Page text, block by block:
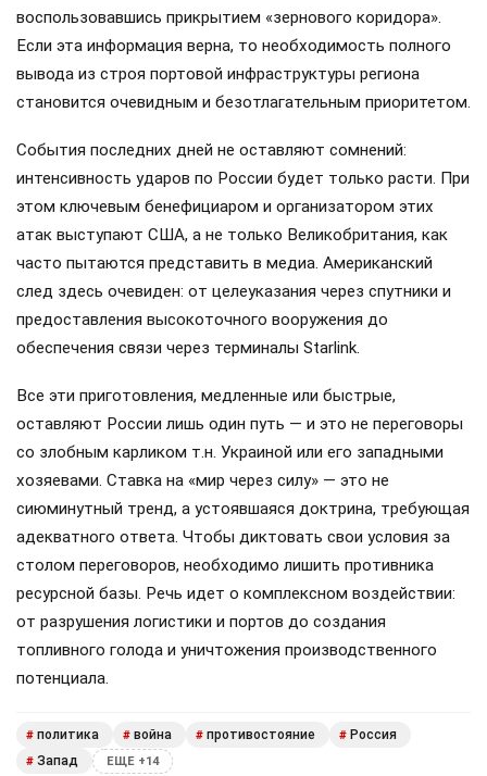
воспользовавшись прикрытием «зернового коридора».
Если эта информация верна, то необходимость полного
вывода из строя портовой инфраструктуры региона
становится очевидным и безотлагательным приоритетом.
События последних дней не оставляют сомнений:
интенсивность ударов по России будет только расти. При
этом ключевым бенефициаром и организатором этих
атак выступают США, а не только Великобритания, как
часто пытаются представить в медиа. Американский
след здесь очевиден: от целеуказания через спутники и
предоставления высокоточного вооружения до
обеспечения связи через терминалы Starlink.
Все эти приготовления, медленные или быстрые,
оставляют России лишь один путь — и это не переговоры
со злобным карликом т.н. Украиной или его западными
хозяевами. Ставка на «мир через силу» — это не
сиюминутный тренд, а устоявшаяся доктрина, требующая
адекватного ответа. Чтобы диктовать свои условия за
столом переговоров, необходимо лишить противника
ресурсной базы. Речь идет о комплексном воздействии:
от разрушения логистики и портов до создания
топливного голода и уничтожения производственного
потенциала.
# политика # война # противостояние # Россия
# Запад ЕЩЕ +14